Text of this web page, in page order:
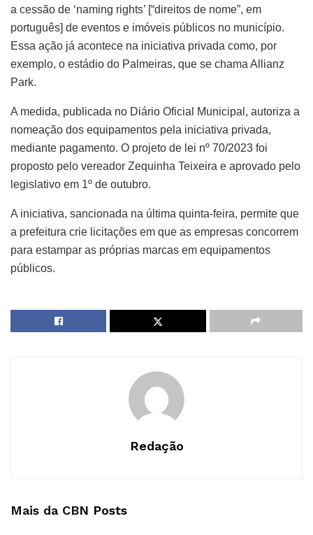
a cessão de ‘naming rights’ [“direitos de nome”, em
português] de eventos e imóveis públicos no município.
Essa ação já acontece na iniciativa privada como, por
exemplo, o estádio do Palmeiras, que se chama Allianz
Park.
A medida, publicada no Diário Oficial Municipal, autoriza a
nomeação dos equipamentos pela iniciativa privada,
mediante pagamento. O projeto de lei nº 70/2023 foi
proposto pelo vereador Zequinha Teixeira e aprovado pelo
legislativo em 1º de outubro.
A iniciativa, sancionada na última quinta-feira, permite que
a prefeitura crie licitações em que as empresas concorrem
para estampar as próprias marcas em equipamentos
públicos.
Redação
Mais da CBN Posts